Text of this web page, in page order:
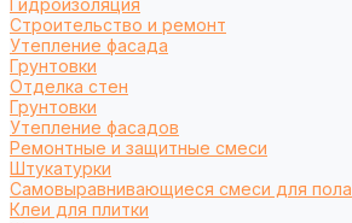
Гидроизоляция
Строительство и ремонт
Утепление фасада
Грунтовки
Отделка стен
Грунтовки
Утепление фасадов
Ремонтные и защитные смеси
Штукатурки
Самовыравнивающиеся смеси для пола
Клеи для плитки